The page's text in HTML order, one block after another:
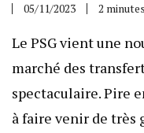
05/11/2023 2
Le PSG vient une
marché des
spectaculaire. Pire
à faire venir de très